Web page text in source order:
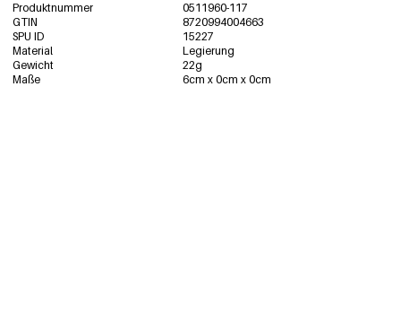
Produktnummer
0511960-117
GTIN
8720994004663
SPU ID
15227
Material
Legierung
Gewicht
22g
Maße
6cm x 0cm x 0cm